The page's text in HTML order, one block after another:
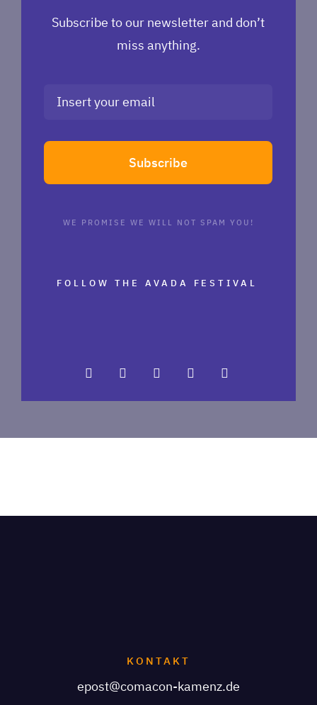
Subscribe to our newsletter and don’t
miss anything.
Subscribe
WE PROMISE WE WILL NOT SPAM YOU!
FOLLOW THE AVADA FESTIVAL
KONTAKT
epost@comacon-kamenz.de